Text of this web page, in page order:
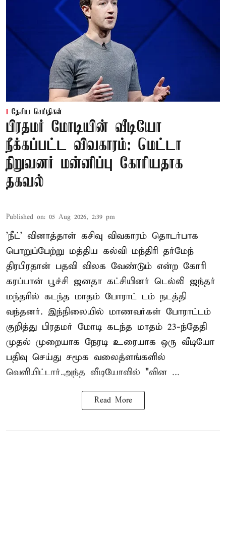
தேசிய செய்திகள்
பிரதமர் மோடியின் வீடியோ
நீக்கப்பட்ட விவகாரம்: மெட்டா
நிறுவனர் மன்னிப்பு கோரியதாக
தகவல்
Published on: 05 Aug 2026, 2:39 pm
'நீட்' வினாத்தாள் கசிவு விவகாரம் தொடர்பாக
பொறுப்பேற்று மத்திய கல்வி மந்திரி தர்மேந்
திரபிரதான் பதவி விலக வேண்டும் என்ற கோரி
கரப்பான் பூச்சி ஜனதா கட்சியினர் டெல்லி ஜந்தர்
மந்தரில் கடந்த மாதம் போராட் டம் நடத்தி
வந்தனர். இந்நிலையில் மாணவர்கள் போராட்டம்
குறித்து பிரதமர் மோடி கடந்த மாதம் 23-ந்தேதி
முதல் முறையாக நேரடி உரையாக ஒரு வீடியோ
பதிவு செய்து சமூக வலைத்ளங்களில்
வெளியிட்டார்.அந்த வீடியோவில் "வின ...
Read More